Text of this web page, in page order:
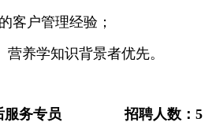
客户管理经验；
营养学知识背景者优先。
务专员 招聘人数： 5